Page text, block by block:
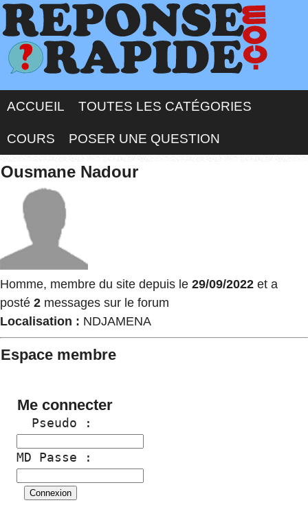
ACCUEIL TOUTES LES CATÉGORIES
COURS POSER UNE QUESTION
Ousmane Nadour
Homme, membre du site depuis le 29/09/2022 et a
posté 2 messages sur le forum
Localisation : NDJAMENA
Espace membre
Me connecter
  Pseudo :
MD Passe :